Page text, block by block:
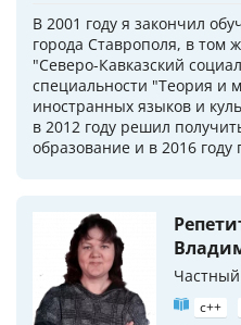
В 2001 году я закончил
города Ставрополя, в том
"Северо-Кавказский
специальности "Теория и
иностранных языков и
в 2012 году решил
образование и в 2016 году
c++